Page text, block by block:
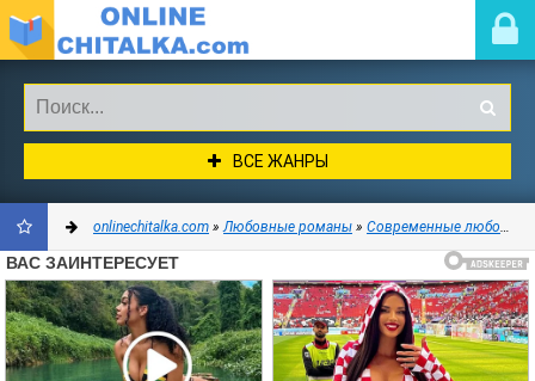
ВСЕ ЖАНРЫ
ДОБАВИТЬ
В
ЗАКЛАДКИ
onlinechitalka.com »Любовные романы » Современные любовные романы